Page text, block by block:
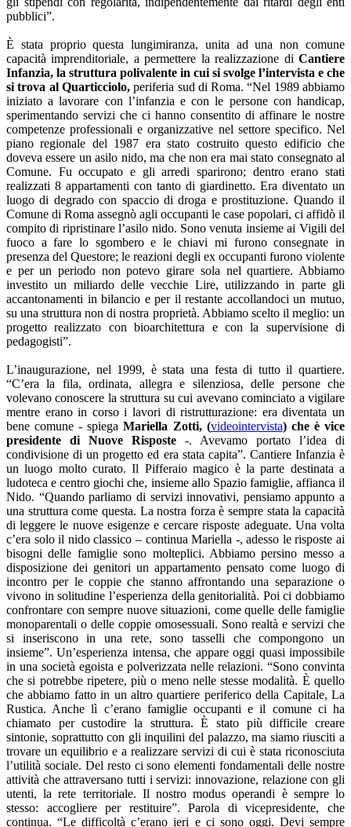
pubblici”.
È stata proprio questa lungimiranza, unita ad una non comune
capacità imprenditoriale, a permettere la realizzazione di Cantiere
Infanzia, la struttura polivalente in cui si svolge l’intervista e che
si trova al Quarticciolo,periferia sud di Roma. “Nel 1989 abbiamo
iniziato a lavorare con l’infanzia e con le persone con handicap,
sperimentando servizi che ci hanno consentito di affinare le nostre
competenze professionali e organizzative nel settore specifico. Nel
piano regionale del 1987 era stato costruito questo edificio che
doveva essere un asilo nido, ma che non era mai stato consegnato al
Comune. Fu occupato e gli arredi sparirono; dentro erano stati
realizzati 8 appartamenti con tanto di giardinetto. Era diventato un
luogo di degrado con spaccio di droga e prostituzione. Quando il
Comune di Roma assegnò agli occupanti le case popolari, ci affidò il
compito di ripristinare l’asilo nido. Sono venuta insieme ai Vigili del
fuoco a fare lo sgombero e le chiavi mi furono consegnate in
presenza del Questore; le reazioni degli ex occupanti furono violente
e per un periodo non potevo girare sola nel quartiere. Abbiamo
investito un miliardo delle vecchie Lire, utilizzando in parte gli
accantonamenti in bilancio e per il restante accollandoci un mutuo,
su una struttura non di nostra proprietà. Abbiamo scelto il meglio: un
progetto realizzato con bioarchitettura e con la supervisione di
pedagogisti”.
L’inaugurazione, nel 1999, è stata una festa di tutto il quartiere.
“C’era la fila, ordinata, allegra e silenziosa, delle persone che
volevano conoscere la struttura su cui avevano cominciato a vigilare
mentre erano in corso i lavori di ristrutturazione: era diventata un
bene comune - spiegaMariella Zotti, (videointervista) che è vice
presidente di Nuove Risposte -. Avevamo portato l’idea di
condivisione di un progetto ed era stata capita”. Cantiere Infanzia è
un luogo molto curato. Il Pifferaio magico è la parte destinata a
ludoteca e centro giochi che, insieme allo Spazio famiglie, affianca il
Nido. “Quando parliamo di servizi innovativi, pensiamo appunto a
una struttura come questa. La nostra forza è sempre stata la capacità
di leggere le nuove esigenze e cercare risposte adeguate. Una volta
c’era solo il nido classico – continua Mariella -, adesso le risposte ai
bisogni delle famiglie sono molteplici. Abbiamo persino messo a
disposizione dei genitori un appartamento pensato come luogo di
incontro per le coppie che stanno affrontando una separazione o
vivono in solitudine l’esperienza della genitorialità. Poi ci dobbiamo
confrontare con sempre nuove situazioni, come quelle delle famiglie
monoparentali o delle coppie omosessuali. Sono realtà e servizi che
si inseriscono in una rete, sono tasselli che compongono un
insieme”. Un’esperienza intensa, che appare oggi quasi impossibile
in una società egoista e polverizzata nelle relazioni. “Sono convinta
che si potrebbe ripetere, più o meno nelle stesse modalità. È quello
che abbiamo fatto in un altro quartiere periferico della Capitale, La
Rustica. Anche lì c’erano famiglie occupanti e il comune ci ha
chiamato per custodire la struttura. È stato più difficile creare
sintonie, soprattutto con gli inquilini del palazzo, ma siamo riusciti a
trovare un equilibrio e a realizzare servizi di cui è stata riconosciuta
l’utilità sociale. Del resto ci sono elementi fondamentali delle nostre
attività che attraversano tutti i servizi: innovazione, relazione con gli
utenti, la rete territoriale. Il nostro modus operandi è sempre lo
stesso: accogliere per restituire”. Parola di vicepresidente, che
continua. “Le difficoltà c’erano ieri e ci sono oggi. Devi sempre